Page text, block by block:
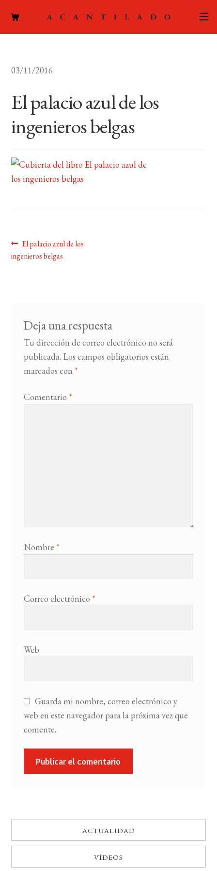
ACTUALIDAD
PODCAST
FOREIGN RIGHTS
03/11/2016
El palacio azul de los
ingenieros belgas
Navegación
de
Anterior:
El palacio azul de los
ingenieros belgas
Deja una respuesta
Tu dirección de correo electrónico no será
publicada. Los campos obligatorios están
marcados con *
Comentario *
Nombre *
Correo electrónico *
Web
Guarda mi nombre, correo electrónico y
web en este navegador para la próxima vez que
comente.
ACTUALIDAD
VÍDEOS